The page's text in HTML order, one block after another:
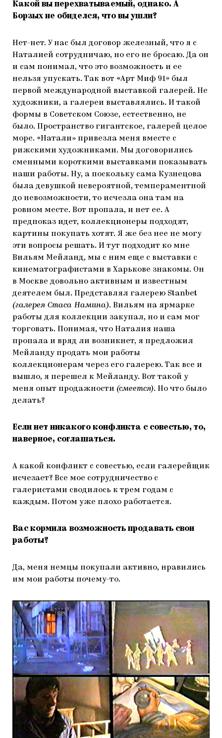
Какой вы перехватываемый, однако. А
Борзых не обиделся, что вы ушли?
Нет-нет. У нас был договор железный, что я с
Наталией сотрудничаю, но его не бросаю. Да он
и сам понимал, что это возможность и ее
нельзя упускать. Так вот «Арт Миф 91» был
первой международной выставкой галерей. Не
художники, а галереи выставлялись. И такой
формы в Советском Союзе, естественно, не
было. Пространство гигантское, галерей целое
море. «Натали» привезла меня вместе с
рижскими художниками. Мы договорились
сменными короткими выставками показывать
наши работы. Ну, а поскольку сама Кузнецова
была девушкой невероятной, темпераментной
до невозможности, то исчезла она там на
ровном месте. Вот пропала, и нет ее. А
предпоказ идет, коллекционеры подходят,
картины покупать хотят. Я же без нее не могу
эти вопросы решать. И тут подходит ко мне
Вильям Мейланд, мы с ним еще с выставки с
кинематографистами в Харькове знакомы. Он
в Москве довольно активным и известным
деятелем был. Представлял галерею Stanbet
(галерея Стаса Намина). Вильям на ярмарке
работы для коллекции закупал, но и сам мог
торговать. Понимая, что Наталия наша
пропала и вряд ли возникнет, я предложил
Мейланду продать мои работы
коллекционерам через его галерею. Так все и
вышло, я перешел к Мейланду. Вот такой у
меня опыт продажности (смеется). Но что было
делать?
Если нет никакого конфликта с совестью, то,
наверное, соглашаться.
А какой конфликт с совестью, если галерейщик
исчезает? Все мое сотрудничество с
галеристами сводилось к трем годам с
каждым. Потом уже плохо работается.
Вас кормила возможность продавать свои
работы?
Да, меня немцы покупали активно, нравились
им мои работы почему-то.